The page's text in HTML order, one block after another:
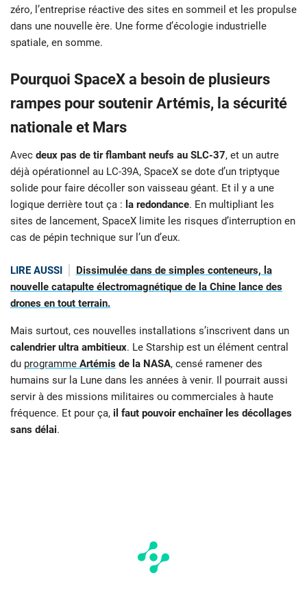
zéro, l’entreprise réactive des sites en sommeil et les propulse
dans une nouvelle ère. Une forme d’écologie industrielle
spatiale, en somme.
Pourquoi SpaceX a besoin de plusieurs
rampes pour soutenir Artémis, la sécurité
nationale et Mars
Avec deux pas de tir flambant neufs au SLC-37, et un autre
déjà opérationnel au LC-39A, SpaceX se dote d’un triptyque
solide pour faire décoller son vaisseau géant. Et il y a une
logique derrière tout ça : la redondance. En multipliant les
sites de lancement, SpaceX limite les risques d’interruption en
cas de pépin technique sur l’un d’eux.
LIRE AUSSI
Dissimulée dans de simples conteneurs, la
nouvelle catapulte électromagnétique de la Chine lance des
drones en tout terrain.
Mais surtout, ces nouvelles installations s’inscrivent dans un
calendrier ultra ambitieux. Le Starship est un élément central
du programme Artémis de la NASA, censé ramener des
humains sur la Lune dans les années à venir. Il pourrait aussi
servir à des missions militaires ou commerciales à haute
fréquence. Et pour ça, il faut pouvoir enchaîner les décollages
sans délai.